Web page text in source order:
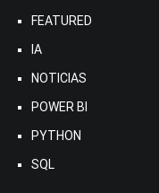
FEATURED
IA
NOTICIAS
POWER BI
PYTHON
SQL